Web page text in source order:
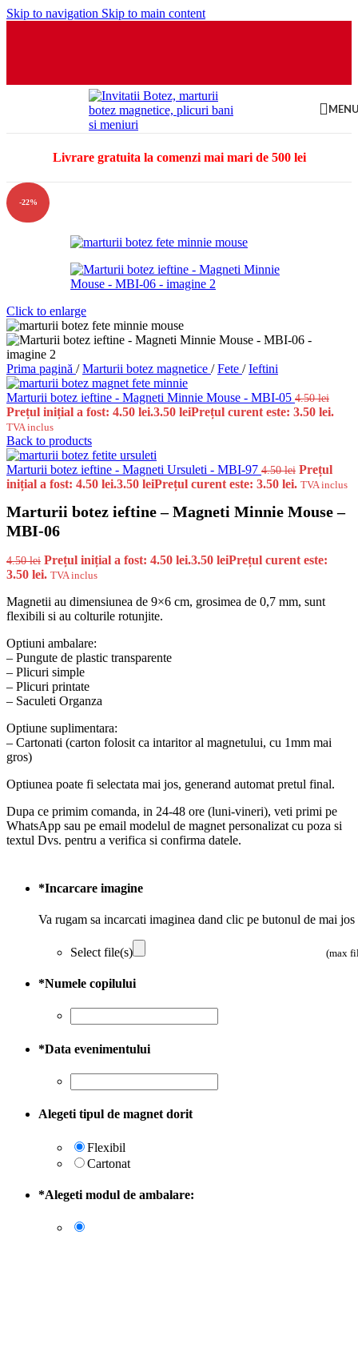
Skip to navigation Skip to main content
Livrare gratuita la comenzi mai mari de 500 lei
-22%
Click to enlarge
Prima pagină / Marturii botez magnetice / Fete / Ieftini
Marturii botez ieftine - Magneti Minnie Mouse - MBI-05 4.50lei
Prețul inițial a fost: 4.50 lei.3.50 leiPrețul curent este: 3.50 lei.
TVA inclus
Back to products
Marturii botez ieftine - Magneti Ursuleti - MBI-97 4.50lei Prețul
inițial a fost: 4.50 lei.3.50 leiPrețul curent este: 3.50 lei. TVA inclus
Marturii botez ieftine – Magneti Minnie Mouse –
MBI-06
4.50lei Prețul inițial a fost: 4.50 lei.3.50 leiPrețul curent este:
3.50 lei. TVA inclus
Magnetii au dimensiunea de 9×6 cm, grosimea de 0,7 mm, sunt
flexibili si au colturile rotunjite.
Optiuni ambalare:
– Pungute de plastic transparente
– Plicuri simple
– Plicuri printate
– Saculeti Organza
Optiune suplimentara:
– Cartonati (carton folosit ca intaritor al magnetului, cu 1mm mai
gros)
Optiunea poate fi selectata mai jos, generand automat pretul final.
Dupa ce primim comanda, in 24-48 ore (luni-vineri), veti primi pe
WhatsApp sau pe email modelul de magnet personalizat cu poza si
textul Dvs. pentru a verifica si confirma datele.
*Incarcare imagine
Va rugam sa incarcati imaginea dand clic pe butonul de mai jos
Select file(s) (max
*Numele copilului
*Data evenimentului
Alegeti tipul de magnet dorit
Flexibil
Cartonat
*Alegeti modul de ambalare: